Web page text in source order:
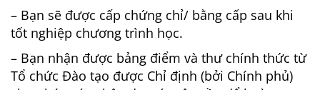
– Bạn sẽ được cấp chứng chỉ/ bằng cấp sau khi
tốt nghiệp chương trình học.
– Bạn nhận được bảng điểm và thư chính thức từ
Tổ chức Đào tạo được Chỉ định (bởi Chính phủ)